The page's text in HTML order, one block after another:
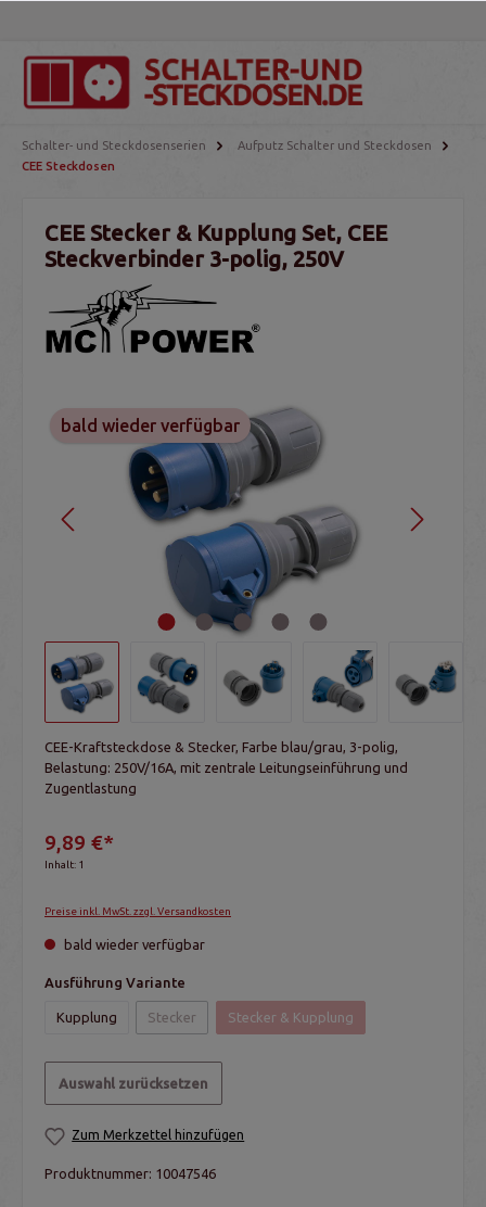
Schalter- und Steckdosenserien
Aufputz Schalter und Steckdosen
CEE Steckdosen
CEE Stecker & Kupplung Set, CEE
Steckverbinder 3-polig, 250V
bald wieder verfügbar
CEE-Kraftsteckdose & Stecker, Farbe blau/grau, 3-polig,
Belastung: 250V/16A, mit zentrale Leitungseinführung und
Zugentlastung
9,89 €*
Inhalt: 1
Preise inkl. MwSt. zzgl. Versandkosten
bald wieder verfügbar
Ausführung Variante
Kupplung Stecker Stecker & Kupplung
Auswahl zurücksetzen
Zum Merkzettel hinzufügen
Produktnummer: 10047546